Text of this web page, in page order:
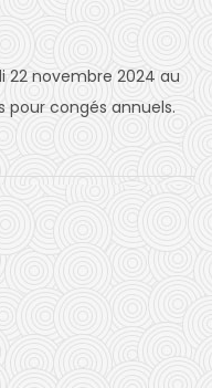
22 novembre 2024 au
congés annuels.